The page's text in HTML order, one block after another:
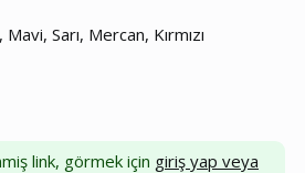
Sarı, Mercan, Kırmızı
link, görmek için giriş yap veya